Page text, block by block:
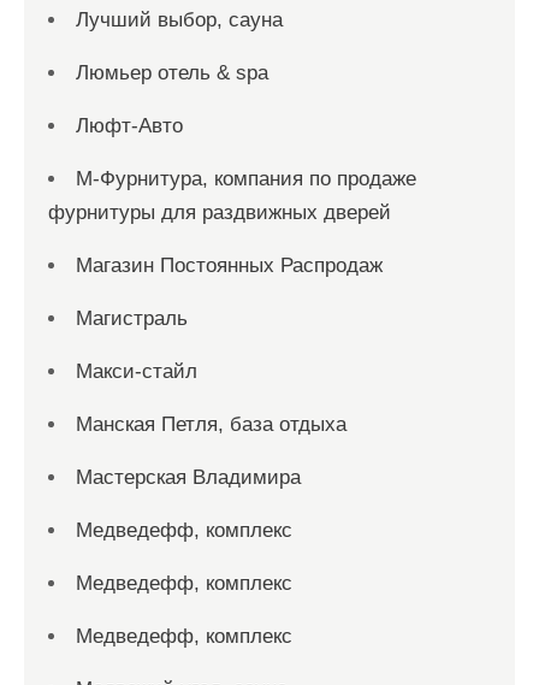
Лучший выбор, сауна
Люмьер отель & spa
Люфт-Авто
М-Фурнитура, компания по продаже
фурнитуры для раздвижных дверей
Магазин Постоянных Распродаж
Магистраль
Макси-стайл
Манская Петля, база отдыха
Мастерская Владимира
Медведефф, комплекс
Медведефф, комплекс
Медведефф, комплекс